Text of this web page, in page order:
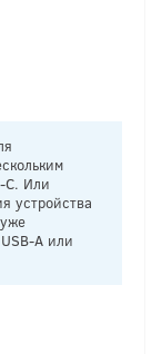
C. Или
устройства
A или